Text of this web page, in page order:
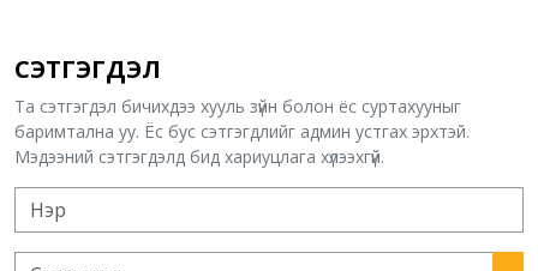
СЭТГЭГДЭЛ
Та сэтгэгдэл бичихдээ хууль зүйн болон ёс суртахууныг
баримтална уу. Ёс бус сэтгэгдлийг админ устгах эрхтэй.
Мэдээний сэтгэгдэлд бид хариуцлага хүлээхгүй.